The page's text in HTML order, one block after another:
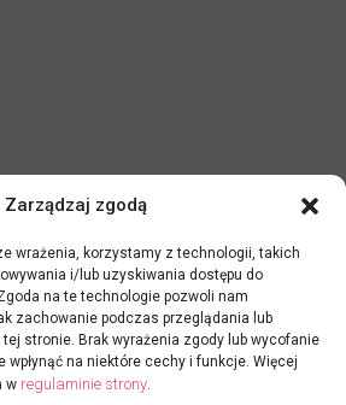
Zarządzaj zgodą
wrażenia, korzystamy z technologii, takich
i/lub uzyskiwania dostępu do
na te technologie pozwoli nam
zachowanie podczas przeglądania lub
stronie. Brak wyrażenia zgody lub wycofanie
na niektóre cechy i funkcje. Więcej
w regulaminie strony.